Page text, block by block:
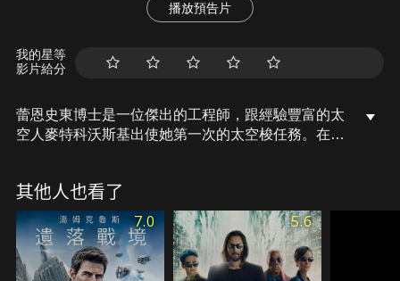
播放預告片
我的星等
影片給分
蕾恩史東博士是一位傑出的工程師，跟經驗豐富的太
空人麥特科沃斯基出使她第一次的太空梭任務。在一
空，無依無靠只有彼此，漂流在黑暗之中，當恐懼不
安轉變成驚慌失措時，每一口呼吸都吞噬了自己所剩
無幾的氧氣，然而回家的唯一方法就是往更遠的恐怖
無垠太空前去。
其他人也看了
7.0 5.6